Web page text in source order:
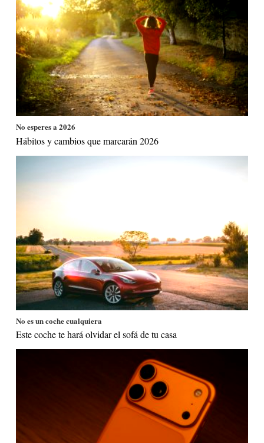
No esperes a 2026
Hábitos y cambios que marcarán 2026
No es un coche cualquiera
Este coche te hará olvidar el sofá de tu casa